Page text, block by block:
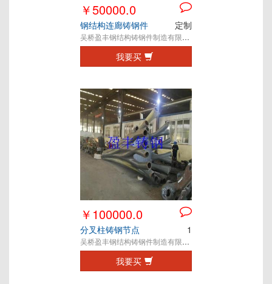
￥50000.0
钢结构连廊铸钢件 定制
吴桥盈丰钢结构铸钢件制造有限公司
我要买
￥100000.0
分叉柱铸钢节点 1
吴桥盈丰钢结构铸钢件制造有限公司
我要买